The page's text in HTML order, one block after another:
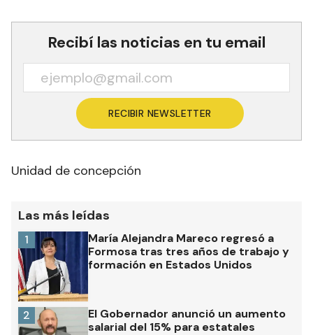
Recibí las noticias en tu email
RECIBIR NEWSLETTER
Unidad de concepción
Las más leídas
María Alejandra Mareco regresó a
Formosa tras tres años de trabajo y
formación en Estados Unidos
1
El Gobernador anunció un aumento
salarial del 15% para estatales
2